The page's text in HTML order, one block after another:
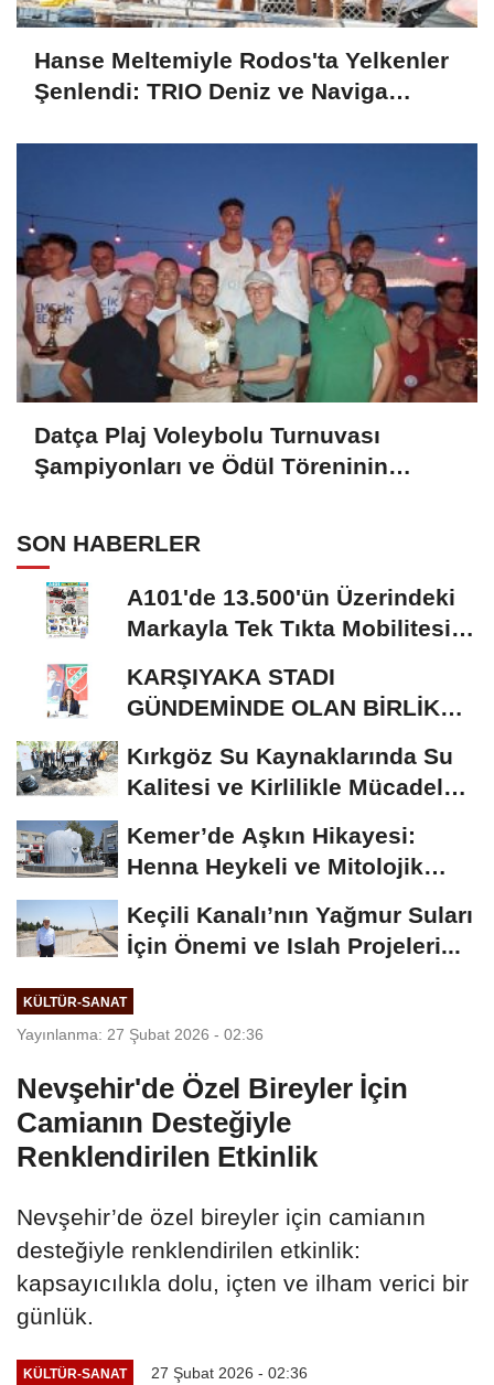
Hanse Meltemiyle Rodos'ta Yelkenler
Şenlendi: TRIO Deniz ve Naviga
Datça Plaj Voleybolu Turnuvası
Şampiyonları ve Ödül Töreninin
SON HABERLER
A101'de 13.500'ün Üzerindeki
Markayla Tek Tıkta Mobilitesi
KARŞIYAKA STADI
GÜNDEMİNDE OLAN BİRLİK
Kırkgöz Su Kaynaklarında Su
Kalitesi ve Kirlilikle Mücadele:
Kemer’de Aşkın Hikayesi:
Henna Heykeli ve Mitolojik
Keçili Kanalı’nın Yağmur Suları
İçin Önemi ve Islah Projeleri...
KÜLTÜR-SANAT
Yayınlanma: 27 Şubat 2026 - 02:36
Nevşehir'de Özel Bireyler İçin
Camianın Desteğiyle
Renklendirilen Etkinlik
Nevşehir’de özel bireyler için camianın
desteğiyle renklendirilen etkinlik:
kapsayıcılıkla dolu, içten ve ilham verici bir
günlük.
KÜLTÜR-SANAT 27 Şubat 2026 - 02:36